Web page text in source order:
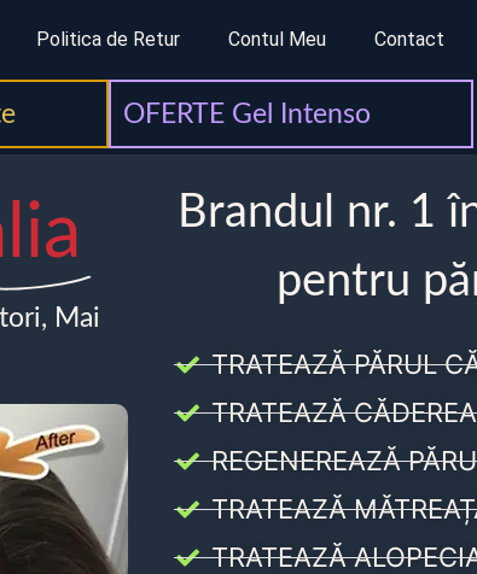
Politica de Retur Contul Meu Contact
OFERTE Gel Intenso
Mai
Brandul nr. 1
pentru
TRATEAZĂ PĂRUL
TRATEAZĂ
REGENEREAZĂ
TRATEAZĂ
TRATEAZĂ